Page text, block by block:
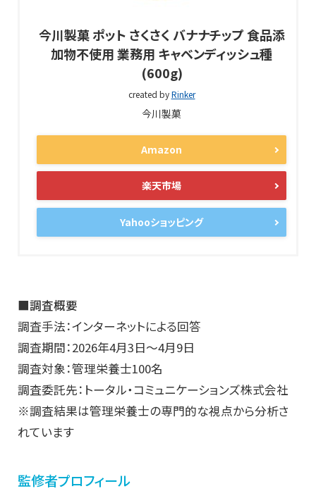
今川製菓 ポット さくさく バナナチップ 食品添
加物不使用 業務用 キャベンディッシュ種
(600g)
created byRinker
今川製菓
Amazon
楽天市場
Yahooショッピング
■調査概要
調査手法：インターネットによる回答
調査期間：2026年4月3日～4月9日
調査対象：管理栄養士100名
調査委託先：トータル・コミュニケーションズ株式会社
※調査結果は管理栄養士の専門的な視点から分析さ
れています
監修者プロフィール